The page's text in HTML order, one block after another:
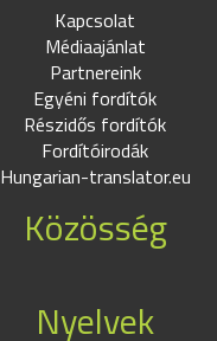
Kapcsolat
Médiaajánlat
Partnereink
Egyéni fordítók
Részidős fordítók
Fordítóirodák
Hungarian-translator.eu
Közösség
Nyelvek